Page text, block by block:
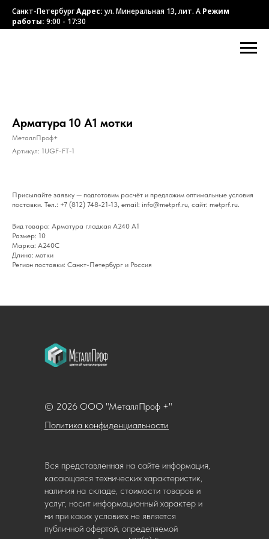
Санкт-ПетербургАдрес:ул. Минеральная 13, лит. А Режим
работы: 9:00 - 17:30
Арматура 10 А1 мотки
МеталлПроф+
Артикул: 1UGF-FT-1
Присылайте заявку — подготовим расчёт и предложим оптимальные условия
поставки. Тел.: +7 (812) 748-21-13, email: info@metprf.ru, сайт: metprf.ru.
Вид товара: Арматура гладкая А240 А1
Размер: 10
Марка: А240С
Длина: мотки
Регион поставки: Санкт-Петербург и Россия
Политика конфиденциальности
© 2026 ООО "МеталлПроф +"
Вся представленная на сайте информация,
касающаяся технических характеристик,
наличия на складе, стоимости товаров и
услуг, носит информационный характер и
ни при каких условиях не является
публичной офертой, определяемой